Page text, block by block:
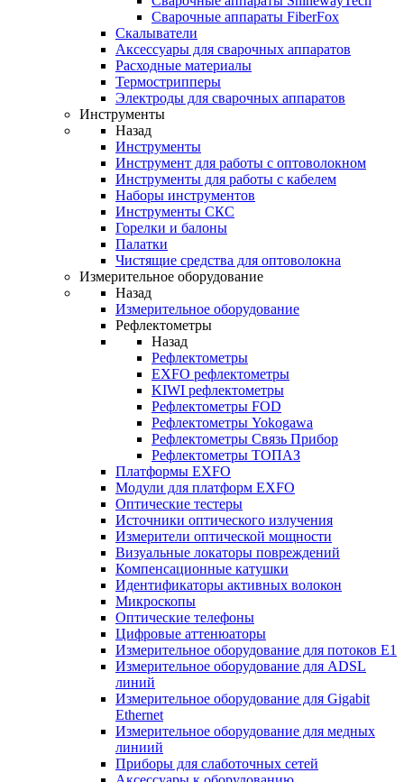
Cварочные аппараты FiberFox
Скалыватели
Аксессуары для сварочных аппаратов
Расходные материалы
Термострипперы
Электроды для сварочных аппаратов
Инструменты
Назад
Инструменты
Инструмент для работы с оптоволокном
Инструменты для работы с кабелем
Наборы инструментов
Инструменты СКС
Горелки и балоны
Палатки
Чистящие средства для оптоволокна
Измерительное оборудование
Назад
Измерительное оборудование
Рефлектометры
Назад
Рефлектометры
EXFO рефлектометры
KIWI рефлектометры
Рефлектометры FOD
Рефлектометры Yokogawa
Рефлектометры Связь Прибор
Рефлектометры ТОПАЗ
Платформы EXFO
Модули для платформ EXFO
Оптические тестеры
Источники оптического излучения
Измерители оптической мощности
Визуальные локаторы повреждений
Компенсационные катушки
Идентификаторы активных волокон
Микроскопы
Оптические телефоны
Цифровые аттенюаторы
Измерительное оборудование для потоков Е1
Измерительное оборудование для ADSL
линий
Измерительное оборудование для Gigabit
Ethernet
Измерительное оборудование для медных
линиий
Приборы для слаботочных сетей